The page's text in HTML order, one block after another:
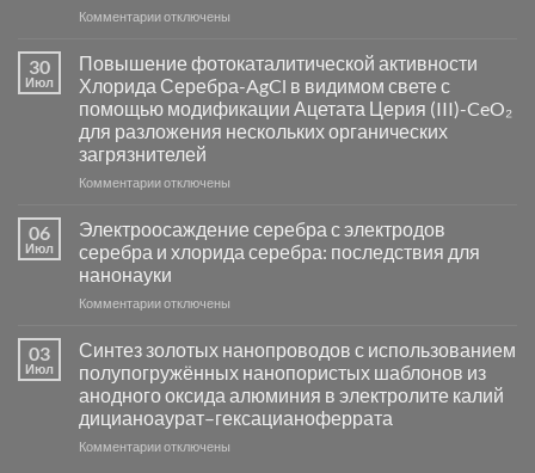
Комментариик
Пламенный
синтез
катализаторов
и
сенсоров
на
основе
группы
отключены
30
Июл
Повышение фотокаталитической активности
Хлорида Серебра-AgCl в видимом свете с
помощью модификации Ацетата Церия (III)-CeO₂
для разложения нескольких органических
загрязнителей
Комментариик
фотокаталитической
активности
Хлорида
Серебра-
в
видимом
свете
с
помощью
модификации
отключены
06
Июл
Электроосаждение серебра с электродов
серебра и хлорида серебра: последствия для
нанонауки
Комментариик
серебра
с
электродов
серебра
и
отключены
03
Июл
Синтез золотых нанопроводов с использованием
полупогружённых нанопористых шаблонов из
анодного оксида алюминия в электролите калий
дицианоаурат–гексацианоферрата
Комментариикотключены